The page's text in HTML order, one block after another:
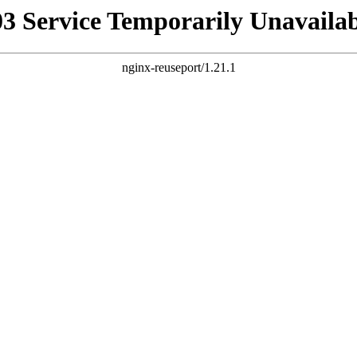
Service Temporarily
nginx-reuseport/1.21.1